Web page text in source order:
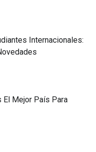
Internacionales:
El Mejor País Para